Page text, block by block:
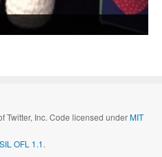
Twitter, Inc. Code licensed underMIT
SIL OFL 1.1.